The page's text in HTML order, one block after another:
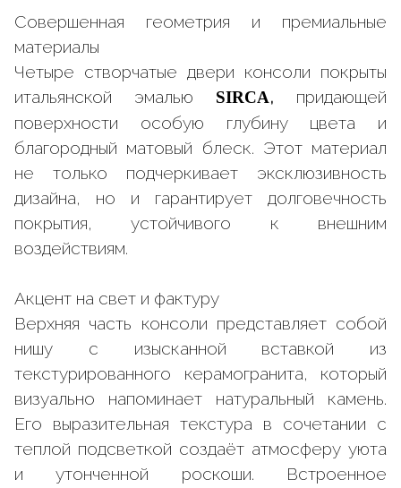
Совершенная геометрия и премиальные
материалы
Четыре створчатые двери консоли покрыты
итальянской эмалью SIRCA, придающей
поверхности особую глубину цвета и
благородный матовый блеск. Этот материал
не только подчеркивает эксклюзивность
дизайна, но и гарантирует долговечность
покрытия, устойчивого к внешним
воздействиям.
Акцент на свет и фактуру
Верхняя часть консоли представляет собой
нишу с изысканной вставкой из
текстурированного керамогранита, который
визуально напоминает натуральный камень.
Его выразительная текстура в сочетании с
теплой подсветкой создаёт атмосферу уюта
и утонченной роскоши. Встроенное